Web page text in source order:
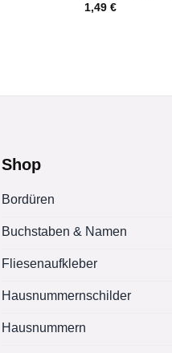
1,49 €
Shop
Bordüren
Buchstaben & Namen
Fliesenaufkleber
Hausnummernschilder
Hausnummern